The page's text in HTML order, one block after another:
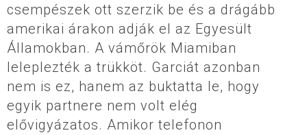
csempészek ott szerzik be és a drágább
amerikai árakon adják el az Egyesült
Államokban. A vámőrök Miamiban
leleplezték a trükköt. Garciát azonban
nem is ez, hanem az buktatta le, hogy
egyik partnere nem volt elég
elővigyázatos. Amikor telefonon